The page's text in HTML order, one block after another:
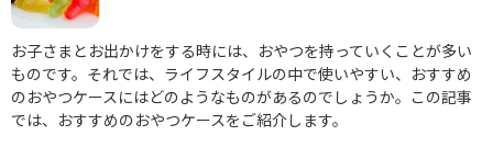
お子さまとお出かけをする時には、おやつを持っていくことが多い
ものです。それでは、ライフスタイルの中で使いやすい、おすすめ
のおやつケースにはどのようなものがあるのでしょうか。この記事
では、おすすめのおやつケースをご紹介します。